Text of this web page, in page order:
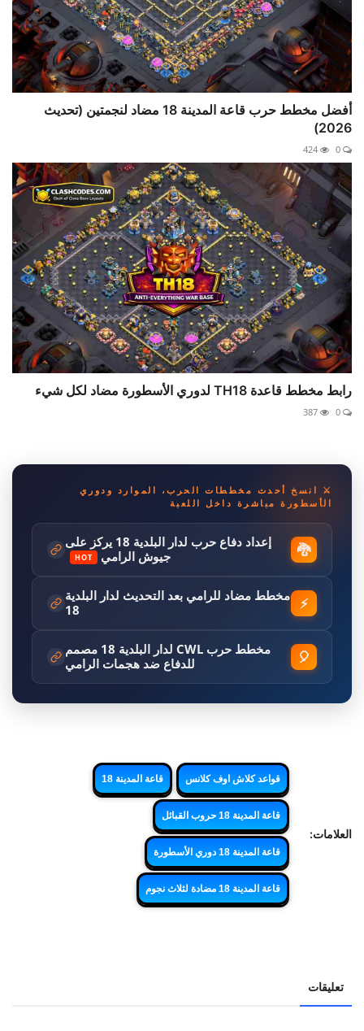
أفضل مخطط حرب قاعة المدينة 18 مضاد لنجمتين (تحديث
2026)
رابط مخطط قاعدة TH18 لدوري الأسطورة مضاد لكل شيء
⚔️ انسخ أحدث مخططات الحرب، الموارد ودوري
الأسطورة مباشرة داخل اللعبة
🐉
إعداد دفاع حرب لدار البلدية 18 يركز على
جيوش الرامي
HOT
⚡
مخطط مضاد للرامي بعد التحديث لدار البلدية
18
🎈
مخطط حرب CWL لدار البلدية 18 مصمم
للدفاع ضد هجمات الرامي
العلامات:
قواعد كلاش اوف كلانس قاعة المدينة 18
قاعة المدينة 18 حروب القبائل
قاعة المدينة 18 دوري الأسطورة
قاعة المدينة 18 مضادة لثلاث نجوم
تعليقات